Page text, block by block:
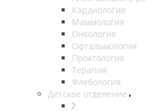
Кардиология
Маммология
Онкология
Офтальмология
Проктология
Терапия
Флебология
Детское отделение